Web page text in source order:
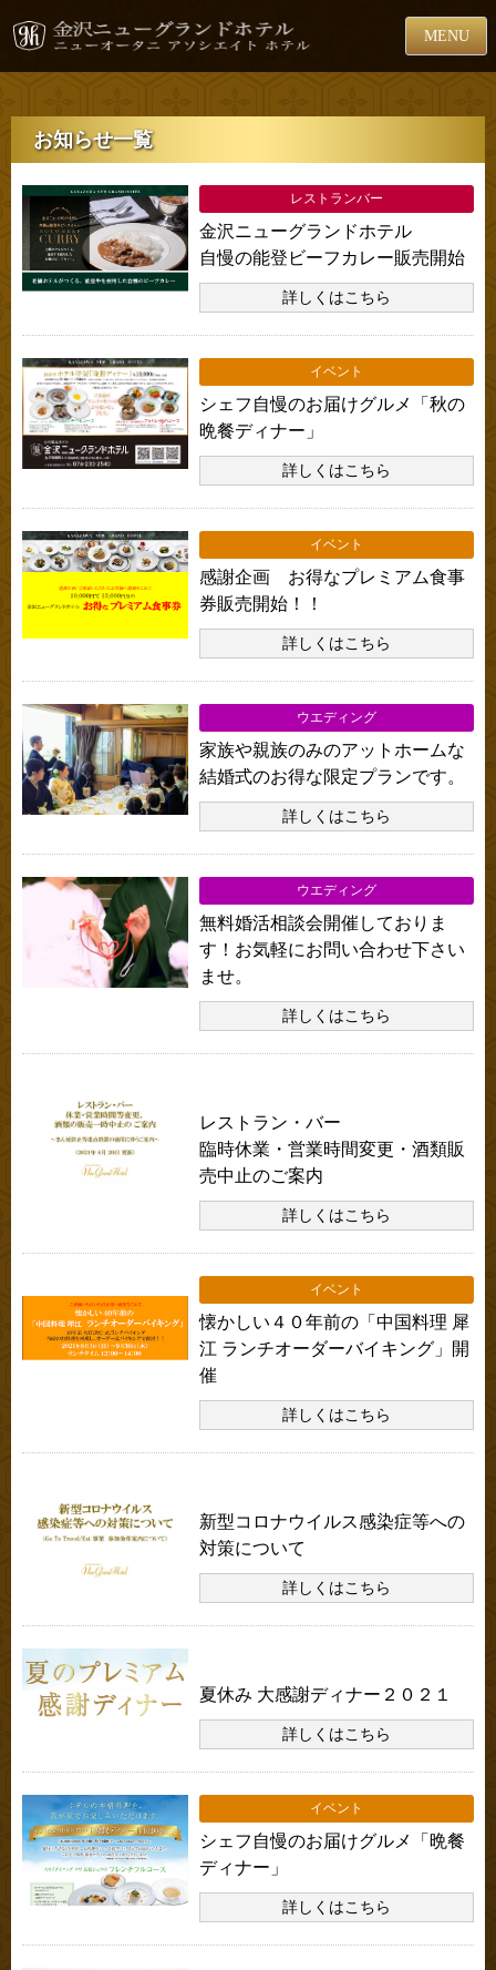
MENU
お知らせ一覧
レストランバー
金沢ニューグランドホテル
自慢の能登ビーフカレー販売開始
詳しくはこちら
イベント
シェフ自慢のお届けグルメ「秋の
晩餐ディナー」
詳しくはこちら
イベント
感謝企画 お得なプレミアム食事
券販売開始！！
詳しくはこちら
ウエディング
家族や親族のみのアットホームな
結婚式のお得な限定プランです。
詳しくはこちら
ウエディング
無料婚活相談会開催しておりま
す！お気軽にお問い合わせ下さい
ませ。
詳しくはこちら
レストラン・バー
臨時休業・営業時間変更・酒類販
売中止のご案内
詳しくはこちら
イベント
懐かしい４０年前の「中国料理 犀
江 ランチオーダーバイキング」開
催
詳しくはこちら
新型コロナウイルス感染症等への
対策について
詳しくはこちら
夏休み 大感謝ディナー２０２１
詳しくはこちら
イベント
シェフ自慢のお届けグルメ「晩餐
ディナー」
詳しくはこちら